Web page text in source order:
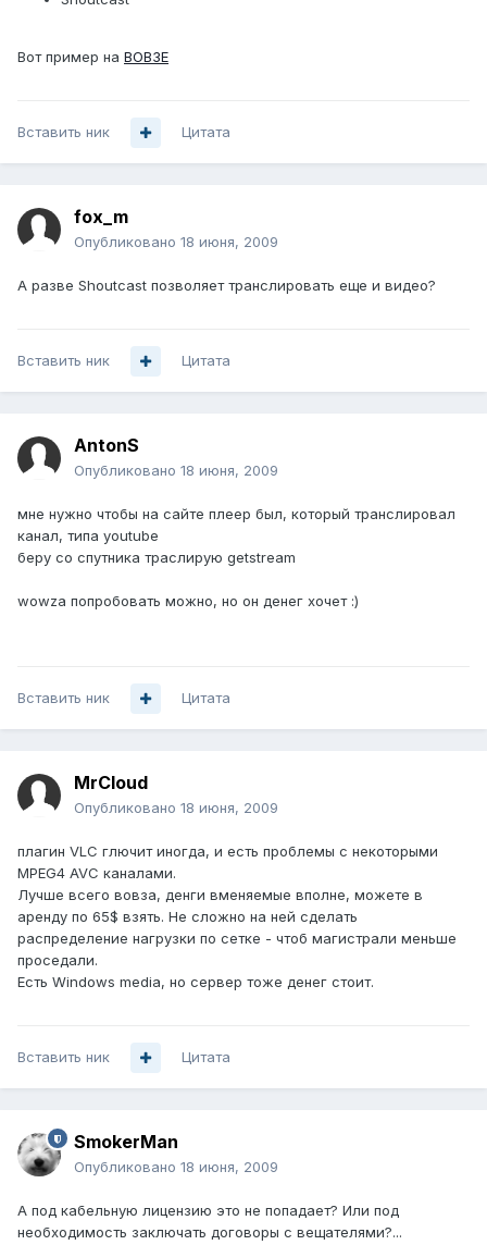
Вот пример на ВОВЗЕ
Вставить ник Цитата
fox_m
Опубликовано 18 июня, 2009
А разве Shoutcast позволяет транслировать еще и видео?
Вставить ник Цитата
AntonS
Опубликовано 18 июня, 2009
мне нужно чтобы на сайте плеер был, который транслировал
канал, типа youtube
беру со спутника траслирую getstream
wowza попробовать можно, но он денег хочет :)
Вставить ник Цитата
MrCloud
Опубликовано 18 июня, 2009
плагин VLC глючит иногда, и есть проблемы с некоторыми
MPEG4 AVC каналами.
Лучше всего вовза, денги вменяемые вполне, можете в
аренду по 65$ взять. Не сложно на ней сделать
распределение нагрузки по сетке - чтоб магистрали меньше
проседали.
Есть Windows media, но сервер тоже денег стоит.
Вставить ник Цитата
SmokerMan
Опубликовано 18 июня, 2009
А под кабельную лицензию это не попадает? Или под
необходимость заключать договоры с вещателями?...